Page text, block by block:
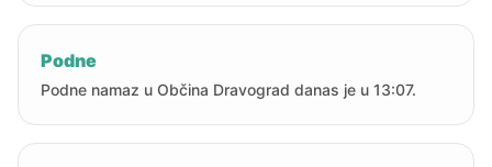
Podne
Podne namaz u Občina Dravograd danas je u 13:07.